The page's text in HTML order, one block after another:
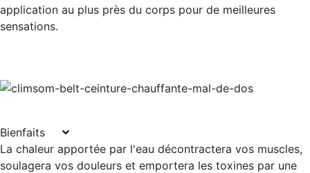
application au plus près du corps pour de meilleures
sensations.
Bienfaits
La chaleur apportée par l'eau décontractera vos muscles,
soulagera vos douleurs et emportera les toxines par une